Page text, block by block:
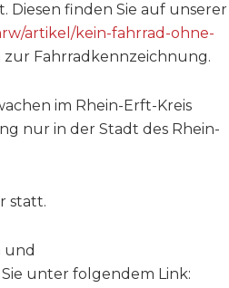
Diesen finden Sie auf unserer
artikel/kein-fahrrad-ohne-
Fahrradkennzeichnung.
im Rhein-Erft-Kreis
nur in der Stadt des Rhein-
statt.
und
unter folgendem Link: